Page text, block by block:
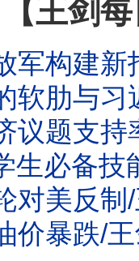
【王剑
公司抵制ICE登机口抓
软肋与
率首超共和党/
技能/王剑
/王剑每日观
/王剑每日观